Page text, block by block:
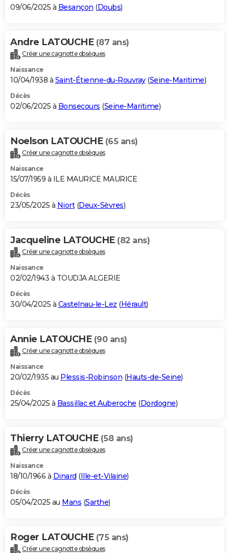
09/06/2025 à Besançon (Doubs)
Andre LATOUCHE (87 ans)
Créer une cagnotte obsèques
Naissance
10/04/1938 à Saint-Étienne-du-Rouvray(Seine-Maritime)
Décès
02/06/2025 à Bonsecours (Seine-Maritime)
Noelson LATOUCHE (65 ans)
Créer une cagnotte obsèques
Naissance
15/07/1959 à ILE MAURICE MAURICE
Décès
23/05/2025 à Niort(Deux-Sèvres)
Jacqueline LATOUCHE (82 ans)
Créer une cagnotte obsèques
Naissance
02/02/1943 à TOUDJA ALGERIE
Décès
30/04/2025 à Castelnau-le-Lez (Hérault)
Annie LATOUCHE (90 ans)
Créer une cagnotte obsèques
Naissance
20/02/1935 au Plessis-Robinson (Hauts-de-Seine)
Décès
25/04/2025 à Bassillac et Auberoche (Dordogne)
Thierry LATOUCHE (58 ans)
Créer une cagnotte obsèques
Naissance
18/10/1966 à Dinard (Ille-et-Vilaine)
Décès
05/04/2025 au Mans (Sarthe)
Roger LATOUCHE (75 ans)
Créer une cagnotte obsèques